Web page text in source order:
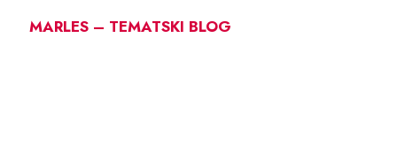
MARLES – TEMATSKI BLOG